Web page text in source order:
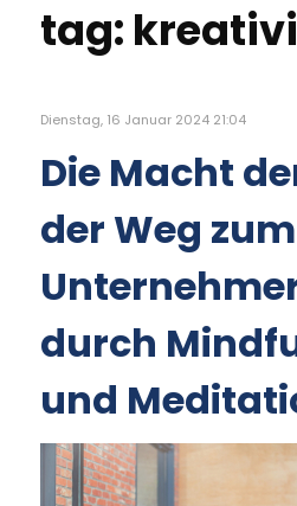
tag:
Dienstag, 16 Januar 2024 21:04
Die Macht
der Weg
durch
und